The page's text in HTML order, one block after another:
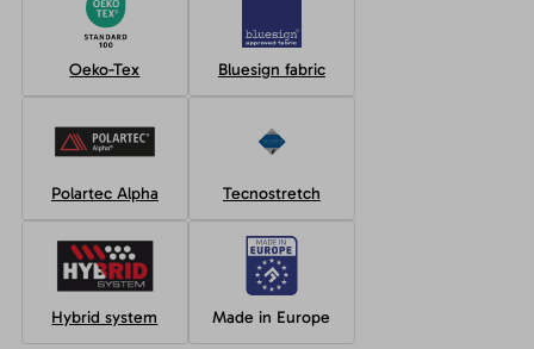
Oeko-Tex Bluesign fabric
Polartec Alpha Tecnostretch
Hybrid system Made in Europe